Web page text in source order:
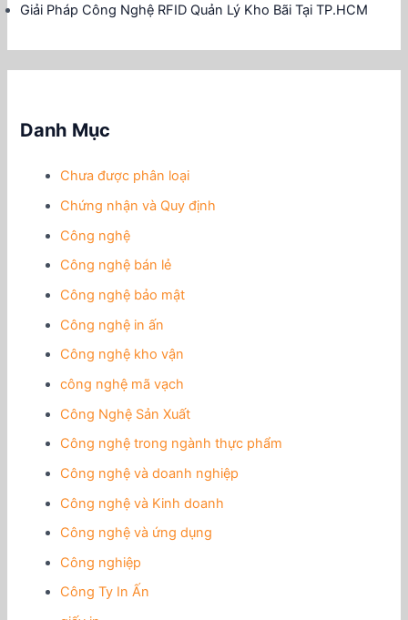
Giải Pháp Công Nghệ RFID Quản Lý Kho Bãi Tại TP.HCM
Danh Mục
Chưa được phân loại
Chứng nhận và Quy định
Công nghệ
Công nghệ bán lẻ
Công nghệ bảo mật
Công nghệ in ấn
Công nghệ kho vận
công nghệ mã vạch
Công Nghệ Sản Xuất
Công nghệ trong ngành thực phẩm
Công nghệ và doanh nghiệp
Công nghệ và Kinh doanh
Công nghệ và ứng dụng
Công nghiệp
Công Ty In Ấn